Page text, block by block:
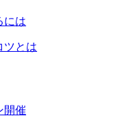
ツとは
開催